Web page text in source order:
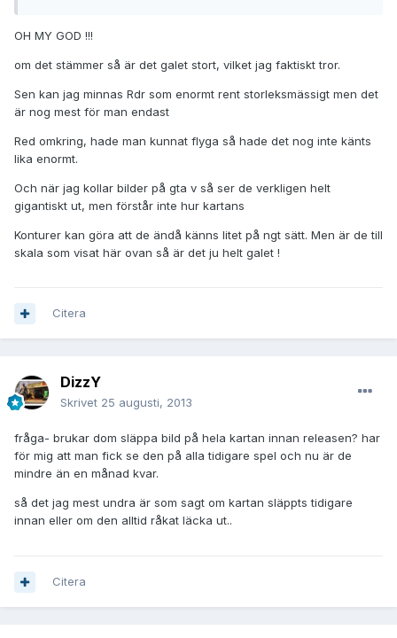
OH MY GOD !!!
om det stämmer så är det galet stort, vilket jag faktiskt tror.
Sen kan jag minnas Rdr som enormt rent storleksmässigt men det
är nog mest för man endast
Red omkring, hade man kunnat flyga så hade det nog inte känts
lika enormt.
Och när jag kollar bilder på gta v så ser de verkligen helt
gigantiskt ut, men förstår inte hur kartans
Konturer kan göra att de ändå känns litet på ngt sätt. Men är de till
skala som visat här ovan så är det ju helt galet !
Citera
DizzY
Skrivet 25 augusti, 2013
fråga- brukar dom släppa bild på hela kartan innan releasen? har
för mig att man fick se den på alla tidigare spel och nu är de
mindre än en månad kvar.
så det jag mest undra är som sagt om kartan släppts tidigare
innan eller om den alltid råkat läcka ut..
Citera